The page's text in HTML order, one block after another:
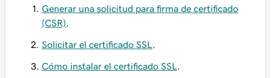
Generar una solicitud para firma de certificado
(CSR)
Solicitar el certificado SSL
Cómo instalar el certificado SSL